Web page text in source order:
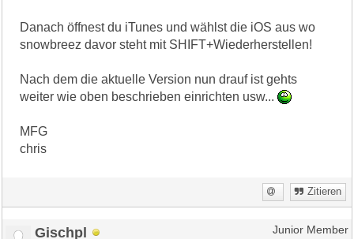
Danach öffnest du iTunes und wählst die iOS aus wo
snowbreez davor steht mit SHIFT+Wiederherstellen!
Nach dem die aktuelle Version nun drauf ist gehts
weiter wie oben beschrieben einrichten usw...
MFG
chris
Zitieren
Gischpl Junior Member